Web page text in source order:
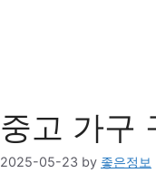
중고 가구
2025-05-23 by 좋은정보